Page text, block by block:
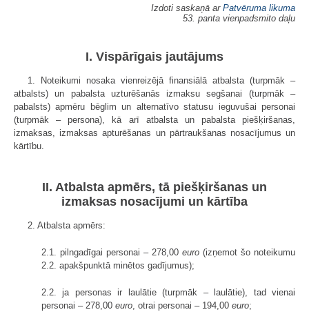
Izdoti saskaņā ar Patvēruma likuma
53. panta vienpadsmito daļu
I. Vispārīgais jautājums
1. Noteikumi nosaka vienreizējā finansiālā atbalsta (turpmāk –
atbalsts) un pabalsta uzturēšanās izmaksu segšanai (turpmāk –
pabalsts) apmēru bēglim un alternatīvo statusu ieguvušai personai
(turpmāk – persona), kā arī atbalsta un pabalsta piešķiršanas,
izmaksas, izmaksas apturēšanas un pārtraukšanas nosacījumus un
kārtību.
II. Atbalsta apmērs, tā piešķiršanas un
izmaksas nosacījumi un kārtība
2. Atbalsta apmērs:
2.1. pilngadīgai personai – 278,00 euro (izņemot šo noteikumu
2.2. apakšpunktā minētos gadījumus);
2.2. ja personas ir laulātie (turpmāk – laulātie), tad vienai
personai – 278,00 euro, otrai personai – 194,00 euro;